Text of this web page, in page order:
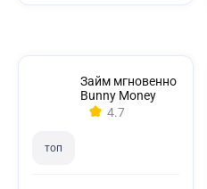
Займ мгновенно
Bunny Money
4.7
топ